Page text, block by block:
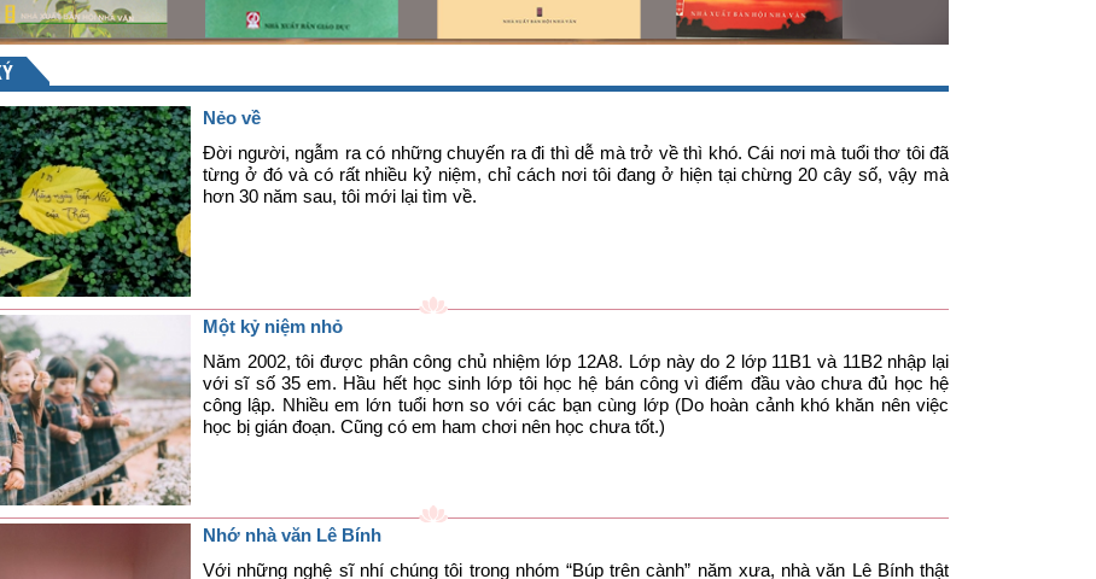
Nẻo về
Đời người, ngẫm ra có những chuyến ra đi thì dễ mà trở về thì khó. Cái nơi mà tuổi thơ tôi đã
từng ở đó và có rất nhiều kỷ niệm, chỉ cách nơi tôi đang ở hiện tại chừng 20 cây số, vậy mà
hơn 30 năm sau, tôi mới lại tìm về.
Một kỷ niệm nhỏ
Năm 2002, tôi được phân công chủ nhiệm lớp 12A8. Lớp này do 2 lớp 11B1 và 11B2 nhập lại
với sĩ số 35 em. Hầu hết học sinh lớp tôi học hệ bán công vì điểm đầu vào chưa đủ học hệ
công lập. Nhiều em lớn tuổi hơn so với các bạn cùng lớp (Do hoàn cảnh khó khăn nên việc
học bị gián đoạn. Cũng có em ham chơi nên học chưa tốt.)
Nhớ nhà văn Lê Bính
Với những nghệ sĩ nhí chúng tôi trong nhóm “Búp trên cành” năm xưa, nhà văn Lê Bính thật